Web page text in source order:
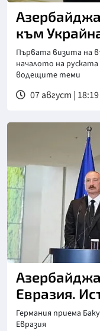
към
Първата визита на
началото на
водещите теми
07 август | 18:19
Евразия.
Германия приема
Евразия